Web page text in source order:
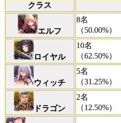
クラス
エルフ
8名
（50.00%）
ロイヤル
10名
（62.50%）
ウィッチ
5名
（31.25%）
ドラゴン
2名
（12.50%）